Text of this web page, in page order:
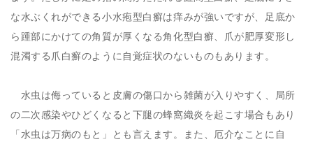
な水ぶくれができる小水疱型白癬は痒みが強いですが、足底か
ら踵部にかけての角質が厚くなる角化型白癬、爪が肥厚変形し
混濁する爪白癬のように自覚症状のないものもあります。
水虫は侮っていると皮膚の傷口から雑菌が入りやすく、局所
の二次感染やひどくなると下腿の蜂窩織炎を起こす場合もあり
「水虫は万病のもと」とも言えます。また、厄介なことに自